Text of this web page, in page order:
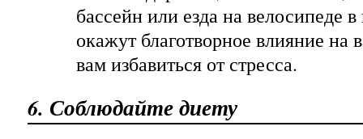
бассейн или езда на велосипеде
окажут благотворное влияние на
вам избавиться от стресса.
6. Соблюдайте диету